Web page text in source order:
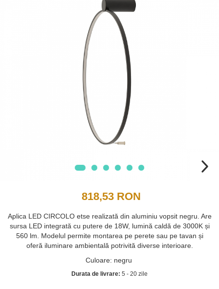
818,53 RON
Aplica LED CIRCOLO etse realizată din aluminiu vopsit negru. Are
sursa LED integrată cu putere de 18W, lumină caldă de 3000K și
560 lm. Modelul permite montarea pe perete sau pe tavan și
oferă iluminare ambientală potrivită diverse interioare.
Culoare: negru
Durata de livrare: 5 - 20 zile